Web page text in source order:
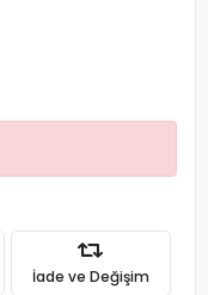
İade ve Değişim